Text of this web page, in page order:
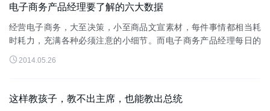
电子商务产品经理要了解的六大数据
经营电子商务，大至决策，小至商品文宣素材，每件事情都相当耗
时耗力，充满各种必须注意的小细节。而电子商务产品经理每日的
工作内容，就是由各种关于商品的决策和小细节所建构而成。电商
产品经理平日工作内容产品经...
 2014.05.26
这样教孩子，教不出主席，也能教出总统